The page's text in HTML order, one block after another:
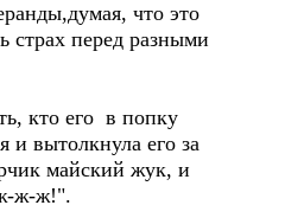
что это
страх перед разными
кто его в попку
и вытолкнула его за
майский жук, и
ж-ж!".